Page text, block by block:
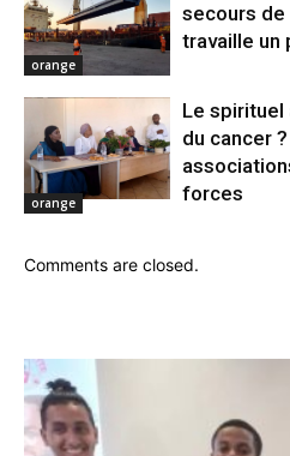
orange
secours de
travaille un
orange
Le spirituel
du cancer
forces
Comments are closed.